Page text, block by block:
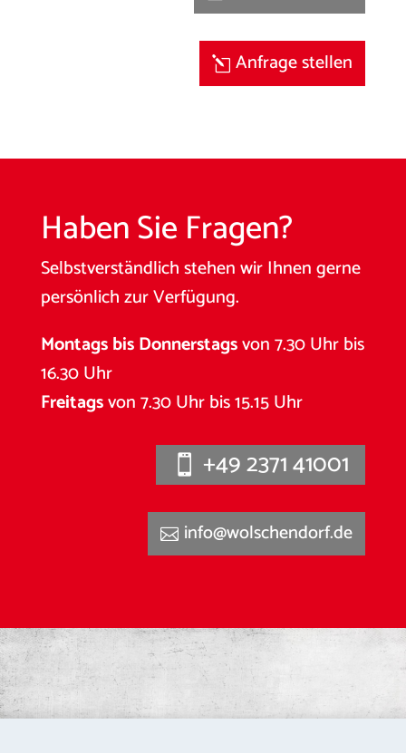
Anfrage stellen
Haben Sie Fragen?
Selbstverständlich stehen wir Ihnen gerne
persönlich zur Verfügung.
Montags bis Donnerstagsvon 7.30 Uhr bis
16.30 Uhr
Freitagsvon 7.30 Uhr bis 15.15 Uhr
+49 2371 41001
info@wolschendorf.de